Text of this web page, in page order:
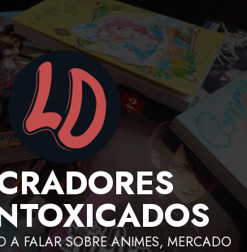
A FALAR SOBRE ANIMES, MERCADO